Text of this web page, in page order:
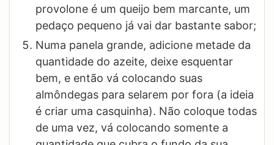
provolone é um queijo bem marcante, um
pedaço pequeno já vai dar bastante sabor;
Numa panela grande, adicione metade da
quantidade do azeite, deixe esquentar
bem, e então vá colocando suas
almôndegas para selarem por fora (a ideia
é criar uma casquinha). Não coloque todas
de uma vez, vá colocando somente a